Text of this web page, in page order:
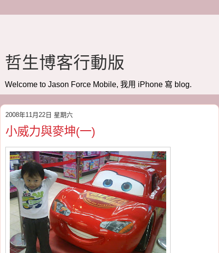
哲生博客行動版
Welcome to Jason Force Mobile, 我用 iPhone 寫 blog.
2008年11月22日 星期六
小威力與麥坤(一)